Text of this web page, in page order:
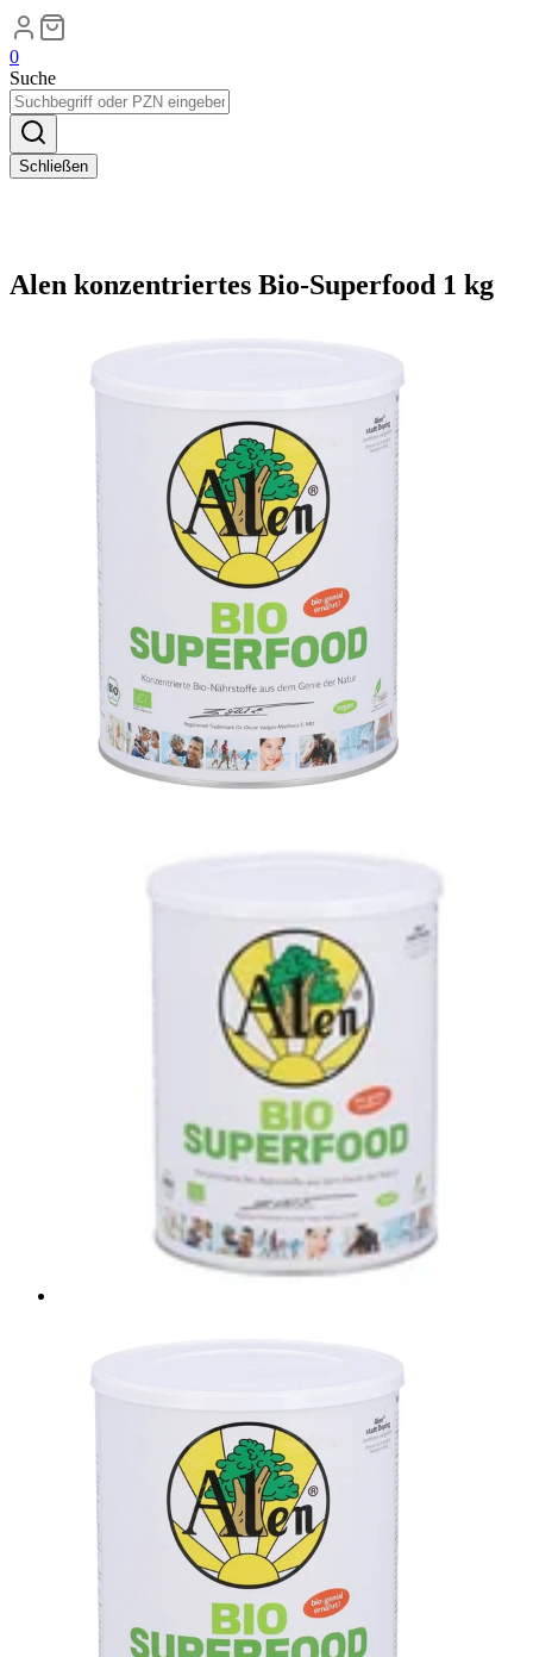
0
Suche
Schließen
Alen konzentriertes Bio-Superfood 1 kg